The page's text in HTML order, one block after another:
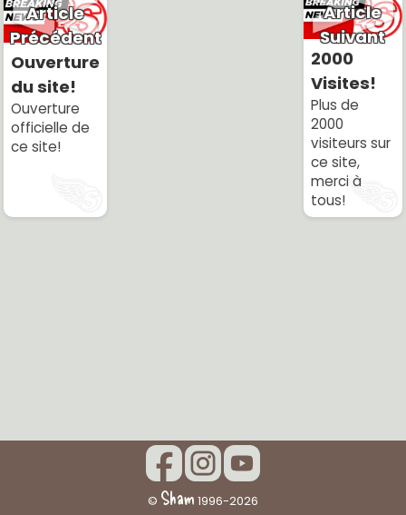
Article
Précédent
Ouverture
du site!
Ouverture
officielle de
ce site!
Article
Suivant
2000
Visites!
Plus de
2000
visiteurs sur
ce site,
merci à
tous!
© Sham 1996-2026